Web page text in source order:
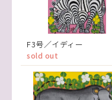
F3号／イディー
sold out